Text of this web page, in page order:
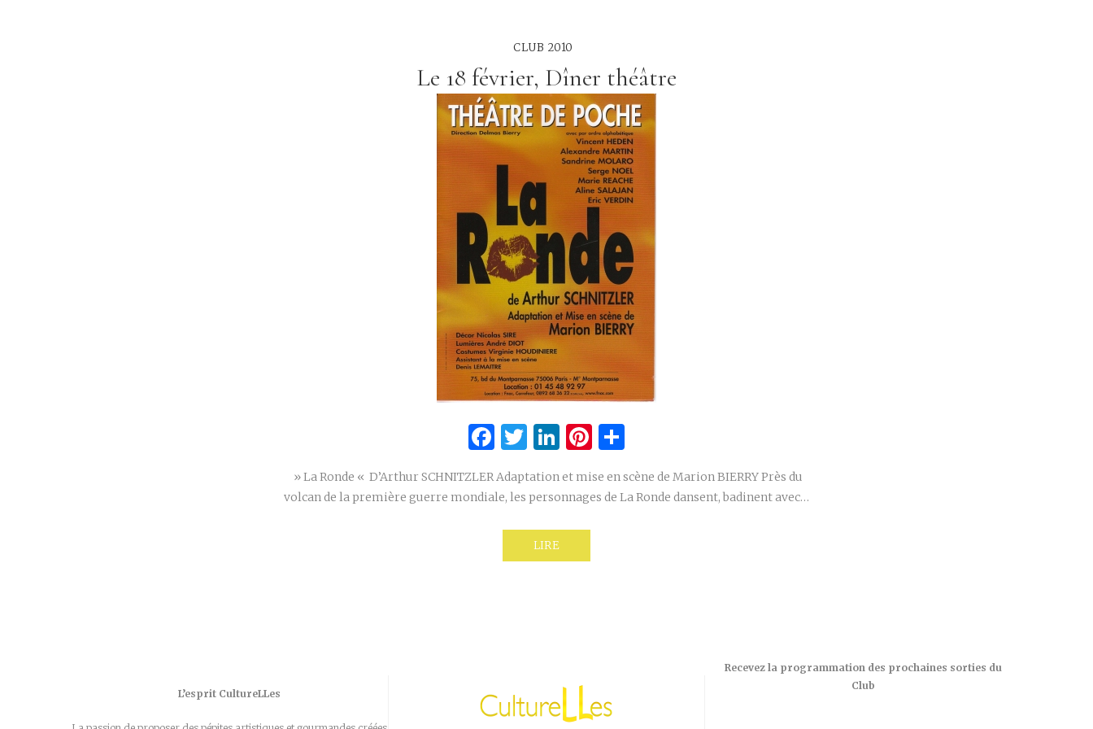
CLUB 2010
Le 18 février, Dîner théâtre
Facebook
Twitter
LinkedIn
Pinterest
» La Ronde « D’Arthur SCHNITZLER Adaptation et mise en scène de Marion BIERRY Près du
volcan de la première guerre mondiale, les personnages de La Ronde dansent, badinent avec…
LIRE
L’esprit CultureLLes
Recevez la programmation des prochaines sorties du
Club